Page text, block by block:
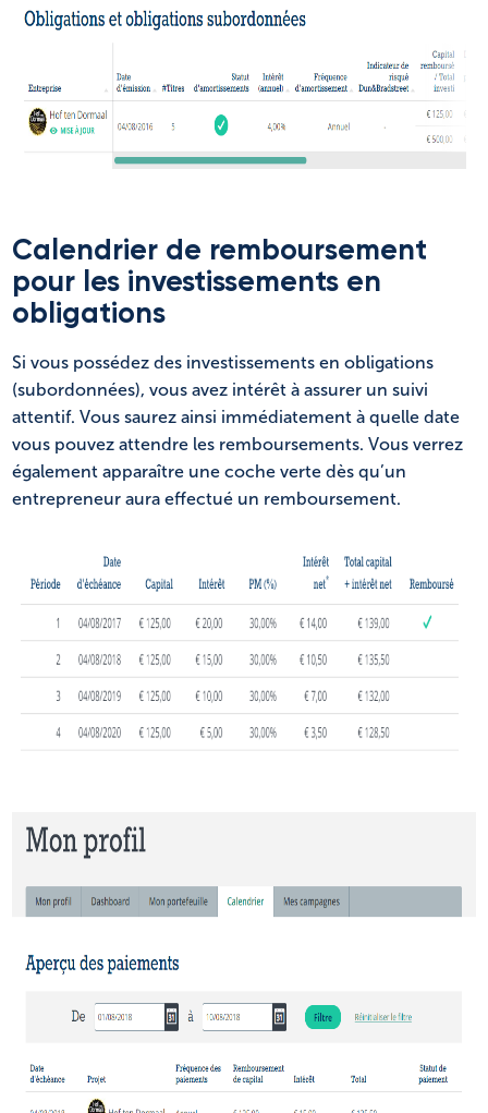
Calendrier de remboursement
pour les investissements en
obligations
Si vous possédez des investissements en obligations
(subordonnées), vous avez intérêt à assurer un suivi
attentif. Vous saurez ainsi immédiatement à quelle date
vous pouvez attendre les remboursements. Vous verrez
également apparaître une coche verte dès qu’un
entrepreneur aura effectué un remboursement.